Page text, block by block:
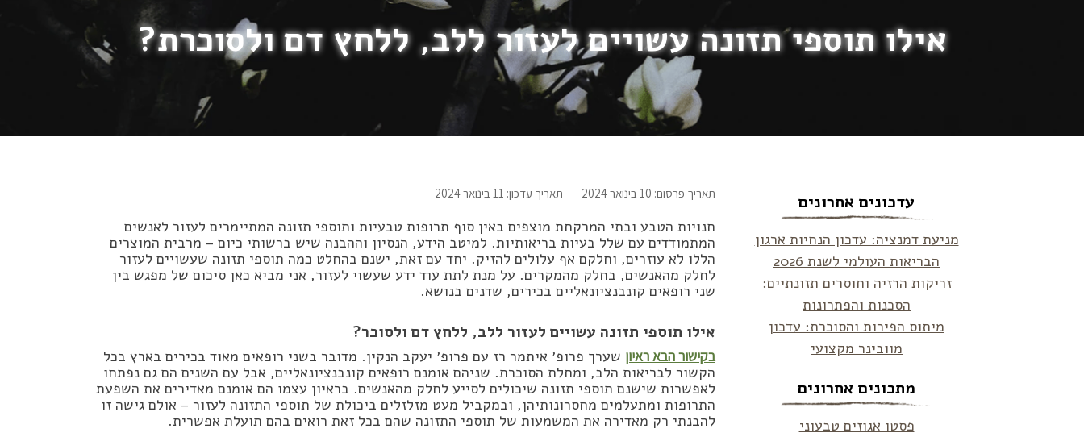
אילו תוספי תזונה עשויים לעזור ללב, ללחץ דם ולסוכרת?
תאריך פרסום: 10 בינואר 2024 תאריך עדכון: 11 בינואר 2024
חנויות הטבע ובתי המרקחת מוצפים באין סוף תרופות טבעיות ותוספי תזונה המתיימרים לעזור לאנשים
המתמודדים עם שלל בעיות בריאותיות. למיטב הידע, הנסיון וההבנה שיש ברשותי כיום – מרבית המוצרים
הללו לא עוזרים, וחלקם אף עלולים להזיק. יחד עם זאת, ישנם בהחלט כמה תוספי תזונה שעשויים לעזור
לחלק מהאנשים, בחלק מהמקרים. על מנת לתת עוד ידע שעשוי לעזור, אני מביא כאן סיכום של מפגש בין
שני רופאים קונבנציונאליים בכירים, שדנים בנושא.
אילו תוספי תזונה עשויים לעזור ללב, ללחץ דם ולסוכר?
בקישור הבא ראיון שערך פרופ׳ איתמר רז עם פרופ׳ יעקב הנקין. מדובר בשני רופאים מאוד בכירים בארץ בכל
הקשור לבריאות הלב, ומחלת הסוכרת. שניהם אומנם רופאים קונבנציונאליים, אבל עם השנים הם גם נפתחו
לאפשרות שישנם תוספי תזונה שיכולים לסייע לחלק מהאנשים. בראיון עצמו הם אומנם מאדירים את השפעת
התרופות ומתעלמים מחסרונותיהן, ובמקביל מעט מזלזלים ביכולת של תוספי התזונה לעזור – אולם גישה זו
להבנתי רק מאדירה את המשמעות של תוספי התזונה שהם בכל זאת רואים בהם תועלת אפשרית.
עדכונים אחרונים
מניעת דמנציה: עדכון הנחיות ארגון
הבריאות העולמי לשנת 2026
זריקות הרזיה וחוסרים תזונתיים:
הסכנות והפתרונות
מיתוס הפירות והסוכרת: עדכון
מוובינר מקצועי
מתכונים אחרונים
פסטו אגוזים טבעוני